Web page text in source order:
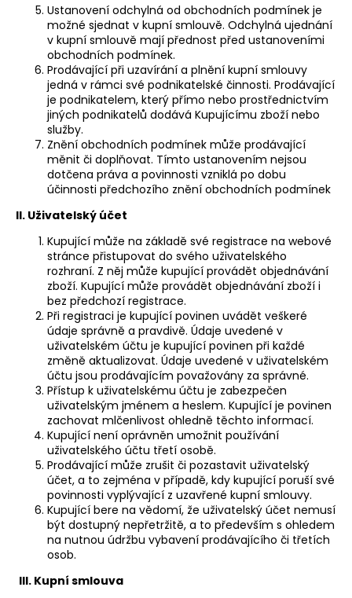
Ustanovení odchylná od obchodních podmínek je
možné sjednat v kupní smlouvě. Odchylná ujednání
v kupní smlouvě mají přednost před ustanoveními
obchodních podmínek.
Prodávající při uzavírání a plnění kupní smlouvy
jedná v rámci své podnikatelské činnosti. Prodávající
je podnikatelem, který přímo nebo prostřednictvím
jiných podnikatelů dodává Kupujícímu zboží nebo
služby.
Znění obchodních podmínek může prodávající
měnit či doplňovat. Tímto ustanovením nejsou
dotčena práva a povinnosti vzniklá po dobu
účinnosti předchozího znění obchodních podmínek
II. Uživatelský účet
Kupující může na základě své registrace na webové
stránce přistupovat do svého uživatelského
rozhraní. Z něj může kupující provádět objednávání
zboží. Kupující může provádět objednávání zboží i
bez předchozí registrace.
Při registraci je kupující povinen uvádět veškeré
údaje správně a pravdivě. Údaje uvedené v
uživatelském účtu je kupující povinen při každé
změně aktualizovat. Údaje uvedené v uživatelském
účtu jsou prodávajícím považovány za správné.
Přístup k uživatelskému účtu je zabezpečen
uživatelským jménem a heslem. Kupující je povinen
zachovat mlčenlivost ohledně těchto informací.
Kupující není oprávněn umožnit používání
uživatelského účtu třetí osobě.
Prodávající může zrušit či pozastavit uživatelský
účet, a to zejména v případě, kdy kupující poruší své
povinnosti vyplývající z uzavřené kupní smlouvy.
Kupující bere na vědomí, že uživatelský účet nemusí
být dostupný nepřetržitě, a to především s ohledem
na nutnou údržbu vybavení prodávajícího či třetích
osob.
III. Kupní smlouva